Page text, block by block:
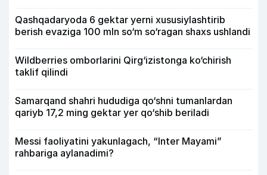
Qashqadaryoda 6 gektar yerni xususiylashtirib
berish evaziga 100 mln so‘m so‘ragan shaxs ushlandi
Wildberries omborlarini Qirg‘izistonga ko‘chirish
taklif qilindi
Samarqand shahri hududiga qo‘shni tumanlardan
qariyb 17,2 ming gektar yer qo‘shib beriladi
Messi faoliyatini yakunlagach, “Inter Mayami”
rahbariga aylanadimi?